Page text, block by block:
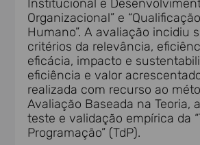
Institucional e
Organizacional” e
Humano”. A avaliação incidiu
critérios da relevância,
eficácia, impacto e
eficiência e valor
realizada com recurso ao
Avaliação Baseada na Teoria,
teste e validação empírica da
Programação” (TdP).